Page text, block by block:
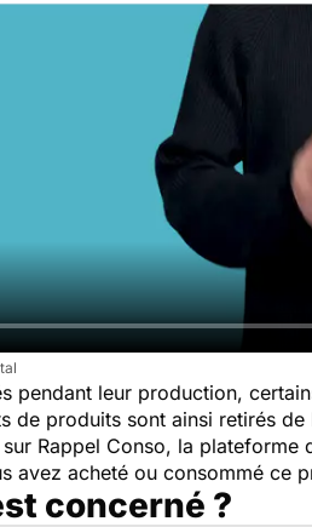
pendant leur production,
de produits sont ainsi retirés de
Rappel Conso, la
avez acheté ou consommé ce
concerné ?